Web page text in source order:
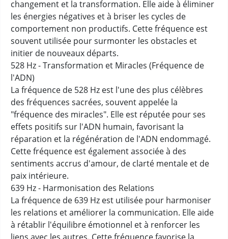
changement et la transformation. Elle aide à éliminer
les énergies négatives et à briser les cycles de
comportement non productifs. Cette fréquence est
souvent utilisée pour surmonter les obstacles et
initier de nouveaux départs.
528 Hz - Transformation et Miracles (Fréquence de
l'ADN)
La fréquence de 528 Hz est l'une des plus célèbres
des fréquences sacrées, souvent appelée la
"fréquence des miracles". Elle est réputée pour ses
effets positifs sur l'ADN humain, favorisant la
réparation et la régénération de l'ADN endommagé.
Cette fréquence est également associée à des
sentiments accrus d'amour, de clarté mentale et de
paix intérieure.
639 Hz - Harmonisation des Relations
La fréquence de 639 Hz est utilisée pour harmoniser
les relations et améliorer la communication. Elle aide
à rétablir l'équilibre émotionnel et à renforcer les